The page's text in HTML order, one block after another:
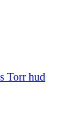
Torr hud